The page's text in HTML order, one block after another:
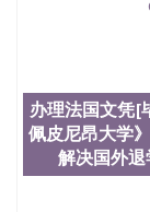
办理法国文凭[
佩皮尼昂大学
解决国外